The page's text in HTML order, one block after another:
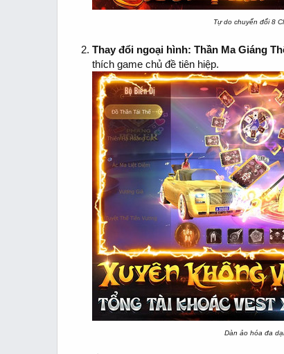
Tự do chuyển đổi 8
Thay đổi ngoại hình: Thần Ma Giáng
thích game chủ đề tiên hiệp.
Dàn ảo hóa đa